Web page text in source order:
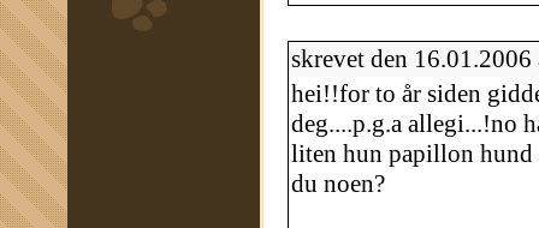
skrevet den
hei!!for to år siden
deg....p.g.a allegi...!no
liten hun papillon hund
du noen?